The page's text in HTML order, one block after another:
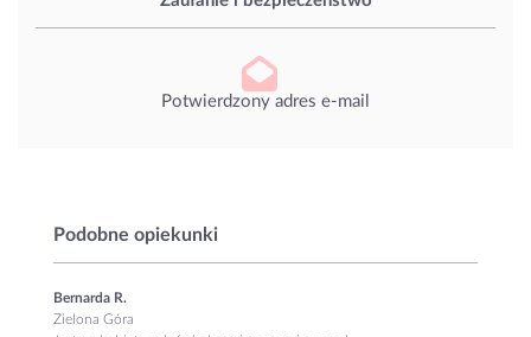
Potwierdzony adres e-mail
Podobne opiekunki
Bernarda R.
Zielona Góra